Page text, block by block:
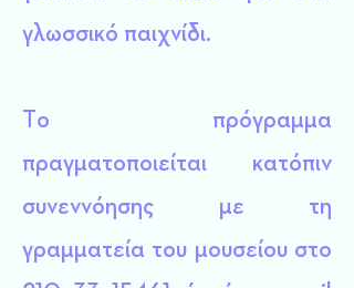
γλωσσικό παιχνίδι.
Το πρόγραμμα
πραγματοποιείται κατόπιν
συνεννόησης με τη
γραμματεία του μουσείου στο